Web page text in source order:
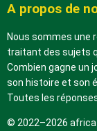
A propos de
Nous sommes une
traitant des sujets
Combien gagne un
son histoire et son
Toutes les
© 2022–2026